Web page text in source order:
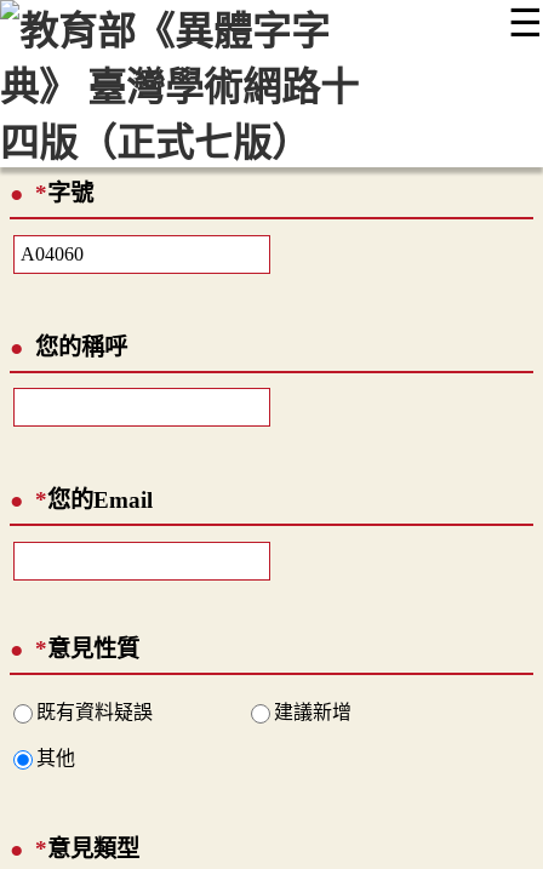
☰
::: 最新消息 常見問題 編輯說明
顯示模式
網站導覽
*字號
您的稱呼
*您的Email
*意見性質
既有資料疑誤 建議新增
其他
*意見類型